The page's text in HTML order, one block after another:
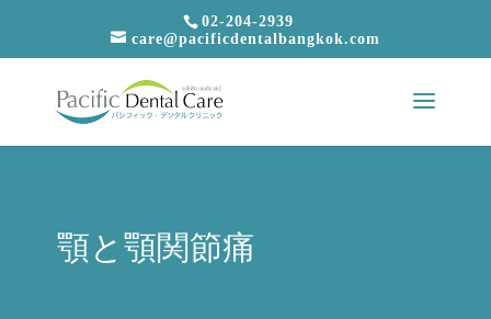
02-204-2939
care@pacificdentalbangkok.com
顎と顎関節痛